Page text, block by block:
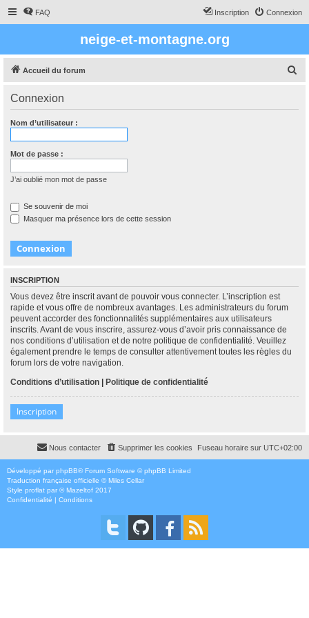
FAQ Connexion
Inscription
neige-et-montagne.org
Accueil du forum
Connexion
Nom d’utilisateur :
Mot de passe :
J’ai oublié mon mot de passe
Se souvenir de moi
Masquer ma présence lors de cette session
INSCRIPTION
Vous devez être inscrit avant de pouvoir vous connecter. L’inscription est
rapide et vous offre de nombreux avantages. Les administrateurs du forum
peuvent accorder des fonctionnalités supplémentaires aux utilisateurs
inscrits. Avant de vous inscrire, assurez-vous d’avoir pris connaissance de
nos conditions d’utilisation et de notre politique de confidentialité. Veuillez
également prendre le temps de consulter attentivement toutes les règles du
forum lors de votre navigation.
Conditions d’utilisation | Politique de confidentialité
Inscription
Fuseau horaire sur UTC+02:00
Supprimer les cookies
Nous contacter
Développé par phpBB® Forum Software © phpBB Limited
Traduction française officielle ©Miles Cellar
Style proflat par ©Mazeltof 2017
Confidentialité | Conditions